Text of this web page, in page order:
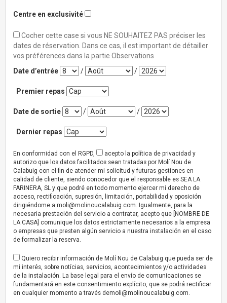
Centre en exclusivité
Cocher cette case si vous NE SOUHAITEZ PAS préciser les
dates de réservation. Dans ce cas, il est important de détailler
vos préférences dans la partie Observations
Date d’entrée
/ /
Premier repas
Date de sortie / /
Dernier repas
En conformidad con el RGPD,
acepto la política de privacidad y
autorizo que los datos facilitados sean tratadas por Molí Nou de
Calabuig con el fin de atender mi solicitud y futuras gestiones en
calidad de cliente, siendo conocedor que el responsable es SEA LA
FARINERA, SL y que podré en todo momento ejercer mi derecho de
acceso, rectificación, supresión, limitación, portabilidad y oposición
dirigiéndome a moli@molinoucalabuig.com. Igualmente, para la
necesaria prestación del servicio a contratar, acepto que [NOMBRE DE
LA CASA] comunique los datos estrictamente necesarios a la empresa
o empresas que presten algún servicio a nuestra instalación en el caso
de formalizar la reserva.
Quiero recibir información de Molí Nou de Calabuig que pueda ser de
mi interés, sobre notícias, servicios, acontecimientos y/o actividades
de la instalación. La base legal para el envío de comunicaciones se
fundamentará en este consentimiento explícito, que se podrá rectificar
en cualquier momento a través demoli@molinoucalabuig.com.